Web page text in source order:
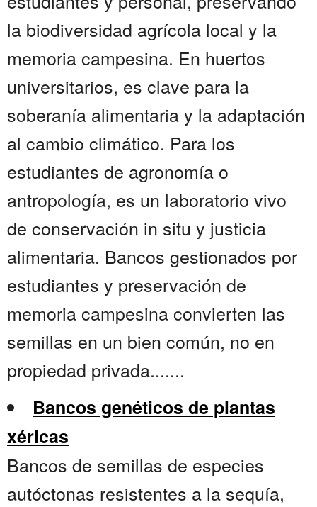
la biodiversidad agrícola local y la
memoria campesina. En huertos
universitarios, es clave para la
soberanía alimentaria y la adaptación
al cambio climático. Para los
estudiantes de agronomía o
antropología, es un laboratorio vivo
de conservación in situ y justicia
alimentaria. Bancos gestionados por
estudiantes y preservación de
memoria campesina convierten las
semillas en un bien común, no en
propiedad privada.......
Bancos genéticos de plantas
xéricas
Bancos de semillas de especies
autóctonas resistentes a la sequía,